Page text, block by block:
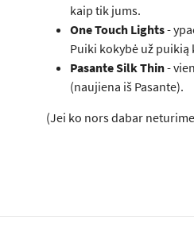
kaip tik jums.
One Touch Lights-
Puiki kokybė už puikią
Pasante Silk Thin-
(naujiena iš Pasante).
(Jei ko nors dabar